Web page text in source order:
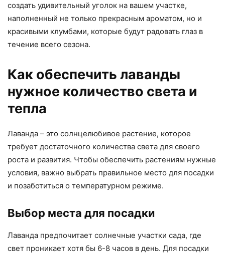
создать удивительный уголок на вашем участке,
наполненный не только прекрасным ароматом, но и
красивыми клумбами, которые будут радовать глаз в
течение всего сезона.
Как обеспечить лаванды
нужное количество света и
тепла
Лаванда – это солнцелюбивое растение, которое
требует достаточного количества света для своего
роста и развития. Чтобы обеспечить растениям нужные
условия, важно выбрать правильное место для посадки
и позаботиться о температурном режиме.
Выбор места для посадки
Лаванда предпочитает солнечные участки сада, где
свет проникает хотя бы 6-8 часов в день. Для посадки